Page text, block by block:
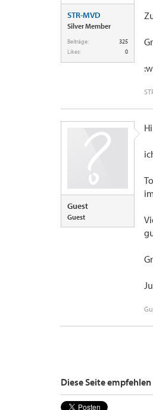
STR-MVD
Silver Member
Beiträge:
325
Likes:
0
Guest
Guest
Diese Seite empfehlen